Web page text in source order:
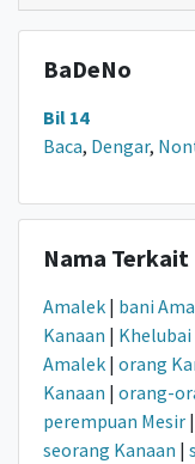
BaDeNo
Bil 14
Baca, Dengar,
Nama Terkait
Amalek | bani
Kanaan | Khelubai
Amalek | orang
Kanaan | orang-
perempuan Mesir |
seorang Kanaan |